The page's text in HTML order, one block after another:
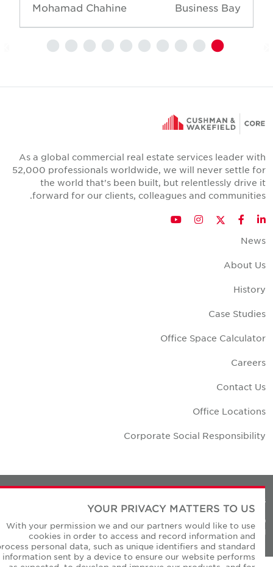
Business Bay
Mohamad Chahine
As a global commercial real estate services leader with
52,000 professionals worldwide, we will never settle for
the world that's been built, but relentlessly drive it
forward for our clients, colleagues and communities.
LinkedIn
Facebook
Twitter
Instagram
YouTube
News
About Us
History
Case Studies
Office Space Calculator
Careers
Contact Us
Office Locations
Corporate Social Responsibility
Privacy Policies
© Copyright Cushman & Wakefield Core 2026.
All Rights Reserved.
YOUR PRIVACY MATTERS TO US
With your permission we and our partners would like to use
cookies in order to access and record information and
process personal data, such as unique identifiers and standard
information sent by a device to ensure our website performs